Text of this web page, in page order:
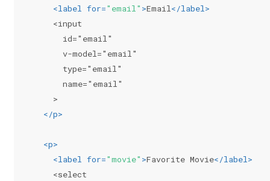
<label for="email" >Email</label>
    <input
      id="email"
      v-model="email"
      type="email"
      name="email"
    >
</p>
<p>
<label for="movie" >Favorite Movie</label>
    <select